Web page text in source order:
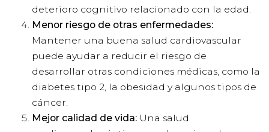
deterioro cognitivo relacionado con la edad.
Menor riesgo de otras enfermedades:
Mantener una buena salud cardiovascular
puede ayudar a reducir el riesgo de
desarrollar otras condiciones médicas, como la
diabetes tipo 2, la obesidad y algunos tipos de
cáncer.
Mejor calidad de vida: Una salud